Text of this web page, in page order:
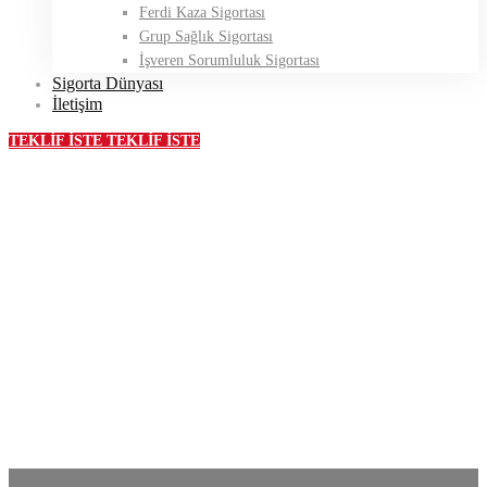
Ferdi Kaza Sigortası
Grup Sağlık Sigortası
İşveren Sorumluluk Sigortası
Sigorta Dünyası
İletişim
TEKLİF İSTE TEKLİF İSTE